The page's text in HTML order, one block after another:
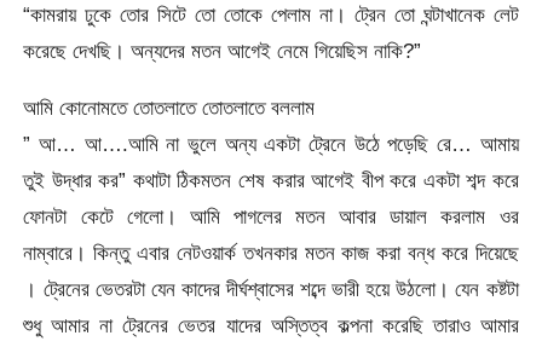
“কামরায় ঢুকে তোর সিটে তো তোকে পেলাম না। ট্রেন তো ঘন্টাখানেক লেট
করেছে দেখছি। অন্যদের মতন আগেই নেমে গিয়েছিস নাকি?”
আমি কোনোমতে তোতলাতে তোতলাতে বললাম
” আ… আ….আমি না ভুলে অন্য একটা ট্রেনে উঠে পড়েছি রে… আমায়
তুই উদ্ধার কর” কথাটা ঠিকমতন শেষ করার আগেই বীপ করে একটা শব্দ করে
ফোনটা কেটে গেলো। আমি পাগলের মতন আবার ডায়াল করলাম ওর
নাম্বারে। কিন্তু এবার নেটওয়ার্ক তখনকার মতন কাজ করা বন্ধ করে দিয়েছে
। ট্রেনের ভেতরটা যেন কাদের দীর্ঘশ্বাসের শব্দে ভারী হয়ে উঠলো। যেন কষ্টটা
শুধু আমার না ট্রেনের ভেতর যাদের অস্তিত্ব কল্পনা করেছি তারাও আমার